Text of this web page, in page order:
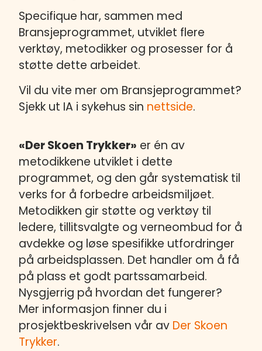
Specifique har, sammen med
Bransjeprogrammet, utviklet flere
verktøy, metodikker og prosesser for å
støtte dette arbeidet.
Vil du vite mer om Bransjeprogrammet?
Sjekk ut IA i sykehus sin nettside.
«Der Skoen Trykker» er én av
metodikkene utviklet i dette
programmet, og den går systematisk til
verks for å forbedre arbeidsmiljøet.
Metodikken gir støtte og verktøy til
ledere, tillitsvalgte og verneombud for å
avdekke og løse spesifikke utfordringer
på arbeidsplassen. Det handler om å få
på plass et godt partssamarbeid.
Nysgjerrig på hvordan det fungerer?
Mer informasjon finner du i
prosjektbeskrivelsen vår av Der Skoen
Trykker.